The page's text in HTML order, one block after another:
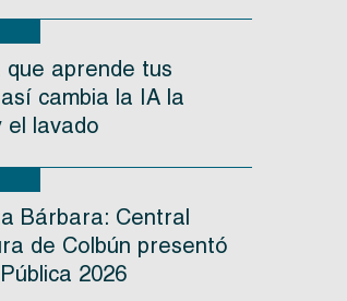
que aprende tus
cambia la IA la
el lavado
Bárbara: Central
de Colbún presentó
2026